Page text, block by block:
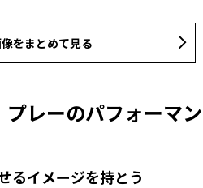
をまとめて見る
プレーのパフォーマ
るイメージを持とう